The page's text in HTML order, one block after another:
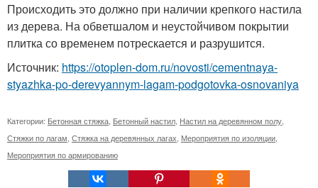
Происходить это должно при наличии крепкого настила
из дерева. На обветшалом и неустойчивом покрытии
плитка со временем потрескается и разрушится.
Источник: https://otoplen-dom.ru/novosti/cementnaya-
styazhka-po-derevyannym-lagam-podgotovka-osnovaniya
Категории: Бетонная стяжка, Бетонный настил, Настил на деревянном полу,
Стяжки по лагам, Стяжка на деревянных лагах, Мероприятия по изоляции,
Мероприятия по армированию